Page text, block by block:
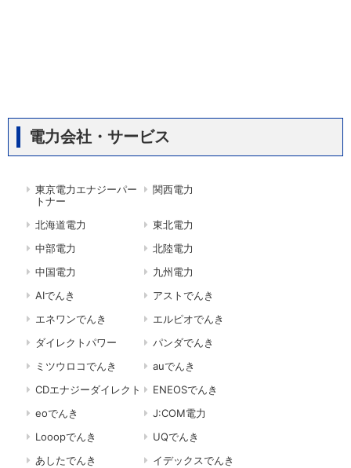
電力会社・サービス
東京電力エナジーパー
トナー
関西電力
北海道電力
東北電力
中部電力
北陸電力
中国電力
九州電力
AIでんき
アストでんき
エネワンでんき
エルピオでんき
ダイレクトパワー
パンダでんき
ミツウロコでんき
auでんき
CDエナジーダイレクト
ENEOSでんき
eoでんき
J:COM電力
Looopでんき
UQでんき
あしたでんき
イデックスでんき